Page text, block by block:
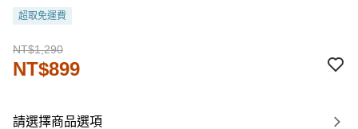
超取免運費
NT$1,290
NT$899
請選擇商品選項